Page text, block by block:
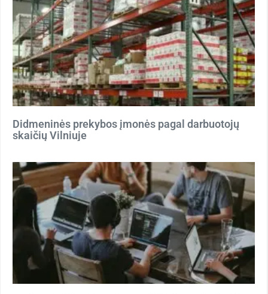
Didmeninės prekybos įmonės pagal darbuotojų
skaičių Vilniuje